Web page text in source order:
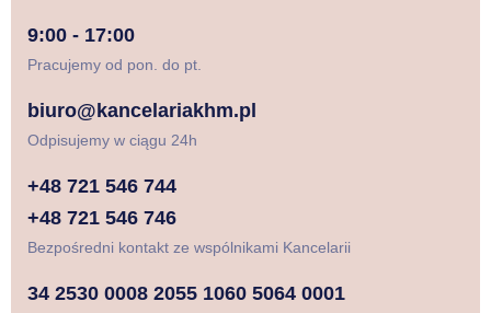
9:00 - 17:00
Pracujemy od pon. do pt.
biuro@kancelariakhm.pl
Odpisujemy w ciągu 24h
+48 721 546 744
+48 721 546 746
Bezpośredni kontakt ze wspólnikami Kancelarii
34 2530 0008 2055 1060 5064 0001